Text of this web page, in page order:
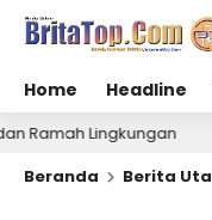
Home Headline
1 hari lalu
Beranda
Berita